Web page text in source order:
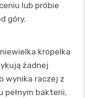
lub próbie
góry.
kropelka
żadnej
wynika raczej z
pełnym bakterii,